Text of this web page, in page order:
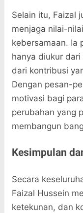
Selain itu, Faizal
menjaga nilai-
kebersamaan. Ia
hanya diukur
dari kontribusi
Dengan pesan-
motivasi bagi
perubahan yang
membangun
Kesimpulan
Secara
Faizal Hussein
ketekunan, dan